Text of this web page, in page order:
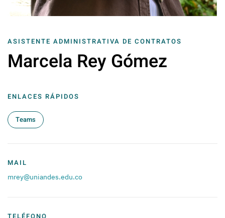
ASISTENTE ADMINISTRATIVA DE CONTRATOS
Marcela Rey Gómez
ENLACES RÁPIDOS
Teams
MAIL
mrey@uniandes.edu.co
TELÉFONO